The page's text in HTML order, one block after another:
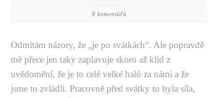
8 komentářů
Odmítám názory, že „je po svátkách“. Ale popravdě
mě přece jen taky zaplavuje skoro až klid z
uvědomění, že je to celé velké haló za námi a že
jsme to zvládli. Pracovně před svátky to byla síla,